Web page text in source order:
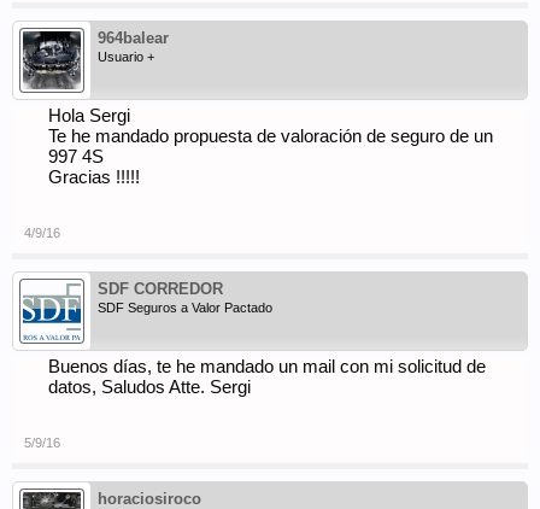
964balear
Usuario +
Hola Sergi
Te he mandado propuesta de valoración de seguro de un
997 4S
Gracias !!!!!
4/9/16
SDF CORREDOR
SDF Seguros a Valor Pactado
Buenos días, te he mandado un mail con mi solicitud de
datos, Saludos Atte. Sergi
5/9/16
horaciosiroco